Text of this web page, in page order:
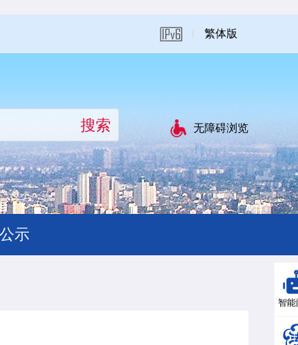
繁体版
无障碍浏览
示
智能